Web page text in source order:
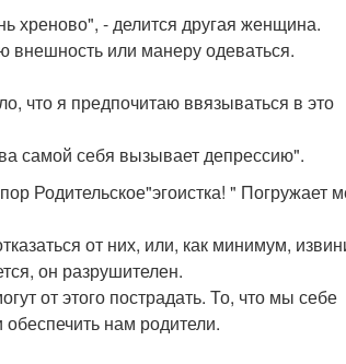
хреново", - делится другая женщина.
внешность или манеру одеваться.
что я предпочитаю ввязываться в это
самой себя вызывает депрессию".
Родительское"эгоистка! " Погружает
от них, или, как минимум,
он разрушителен.
от этого пострадать. То, что мы себе
нам родители.